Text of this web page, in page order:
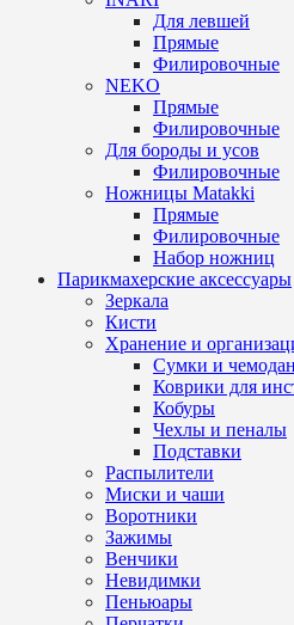
Для левшей
Прямые
Филировочные
NEKO
Прямые
Филировочные
Для бороды и усов
Филировочные
Ножницы Matakki
Прямые
Филировочные
Набор ножниц
Парикмахерские аксессуары
Зеркала
Кисти
Хранение и
Сумки и
Коврики для
Кобуры
Чехлы и пеналы
Подставки
Распылители
Миски и чаши
Воротники
Зажимы
Венчики
Невидимки
Пеньюары